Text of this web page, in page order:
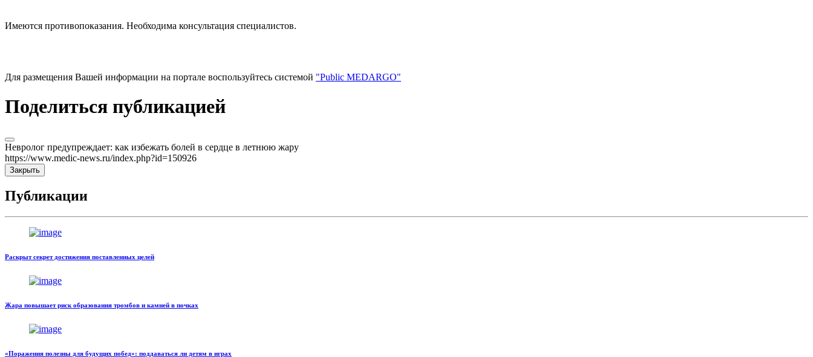
Имеются противопоказания. Необходима консультация специалистов.
Для размещения Вашей информации на портале воспользуйтесь системой "Public MEDARGO"
Поделиться публикацией
Невролог предупреждает: как избежать болей в сердце в летнюю жару
https://www.medic-news.ru/index.php?id=150926
Закрыть
Публикации
Раскрыт секрет достижения поставленных целей
Жара повышает риск образования тромбов и камней в почках
«Поражения полезны для будущих побед»: поддаваться ли детям в играх